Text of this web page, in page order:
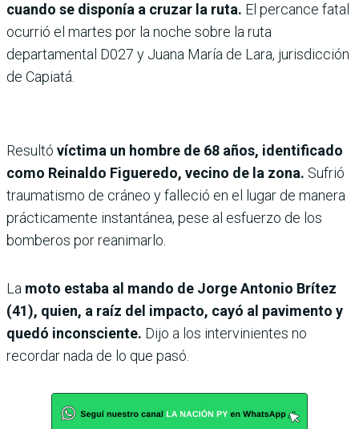
cuando se disponía a cruzar la ruta. El percance fatal
ocurrió el martes por la noche sobre la ruta
departamental D027 y Juana María de Lara, jurisdicción
de Capiatá.
Resultó víctima un hombre de 68 años, identificado
como Reinaldo Figueredo, vecino de la zona. Sufrió
traumatismo de cráneo y falleció en el lugar de manera
prácticamente instantánea, pese al esfuerzo de los
bomberos por reanimarlo.
La moto estaba al mando de Jorge Antonio Brítez
(41), quien, a raíz del impacto, cayó al pavimento y
quedó inconsciente. Dijo a los intervinientes no
recordar nada de lo que pasó.